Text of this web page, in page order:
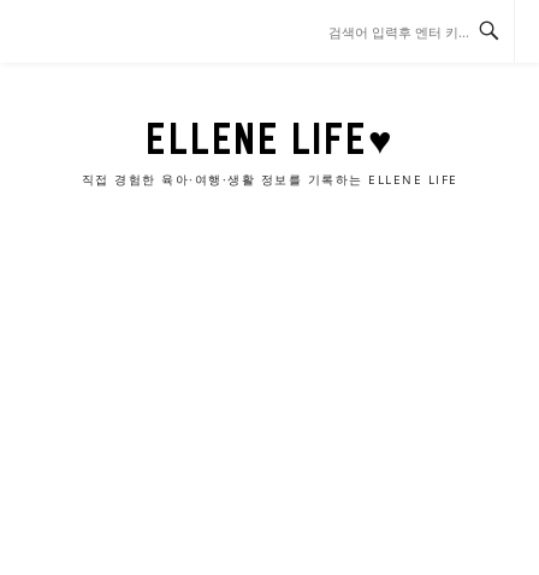
ELLENE LIFE♥
직접 경험한 육아·여행·생활 정보를 기록하는 ELLENE LIFE